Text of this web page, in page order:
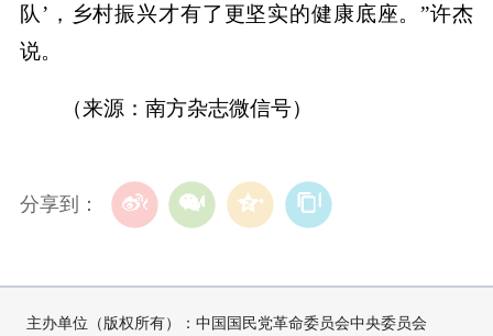
队’，乡村振兴才有了更坚实的健康底座。”许杰
说。
（来源：南方杂志微信号）
分享到：
主办单位（版权所有）：中国国民党革命委员会中央委员会